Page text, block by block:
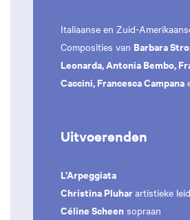
Italiaanse en Zuid-
Composities van Barbara
Leonarda, Antonia Bembo,
Caccini, Francesca Campana
Uitvoerenden
L’Arpeggiata
Christina Pluharartistieke
Céline Scheen sopraan